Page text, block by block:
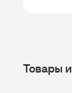
Товары